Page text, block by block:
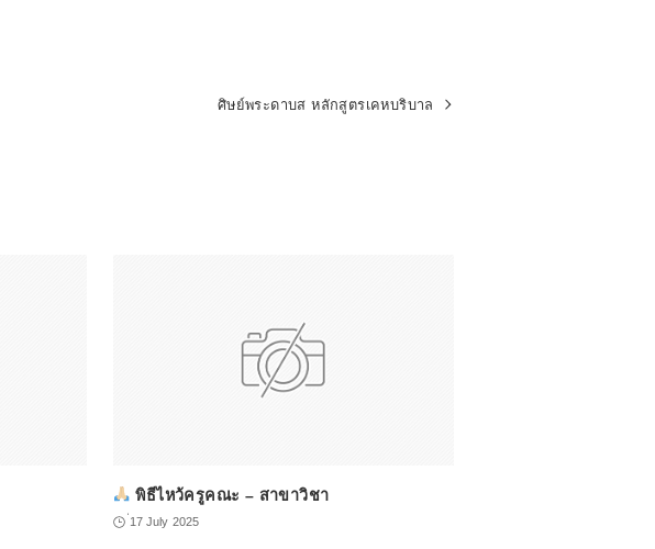
ศิษย์พระดาบส หลักสูตรเคหบริบาล
พิธีไหว้ครูคณะ – สาขาวิชา
่17 July 2025